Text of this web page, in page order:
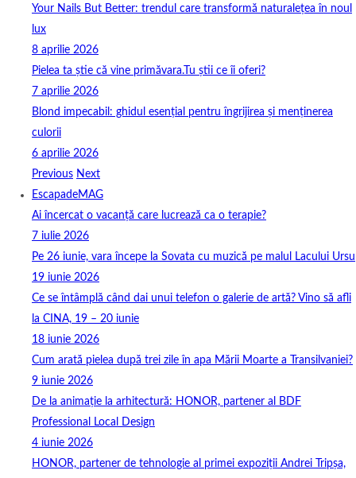
Your Nails But Better: trendul care transformă naturalețea în noul
lux
8 aprilie 2026
Pielea ta știe că vine primăvara.Tu știi ce îi oferi?
7 aprilie 2026
Blond impecabil: ghidul esențial pentru îngrijirea și menținerea
culorii
6 aprilie 2026
Previous Next
EscapadeMAG
Ai încercat o vacanță care lucrează ca o terapie?
7 iulie 2026
Pe 26 iunie, vara începe la Sovata cu muzică pe malul Lacului Ursu
19 iunie 2026
Ce se întâmplă când dai unui telefon o galerie de artă? Vino să afli
la CINA, 19 – 20 iunie
18 iunie 2026
Cum arată pielea după trei zile în apa Mării Moarte a Transilvaniei?
9 iunie 2026
De la animație la arhitectură: HONOR, partener al BDF
Professional Local Design
4 iunie 2026
HONOR, partener de tehnologie al primei expoziții Andrei Tripșa,